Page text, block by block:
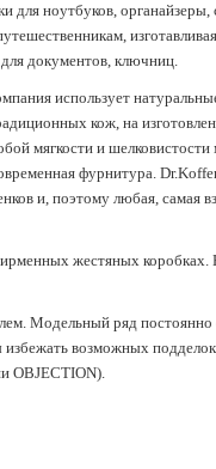
для ноутбуков, органайзеры,
документов, ключниц.
использует
кож, на
мягкости и
фурнитура.
и, поэтому любая, самая
жестяных
Модельный ряд постоянно
возможных
OBJECTION).